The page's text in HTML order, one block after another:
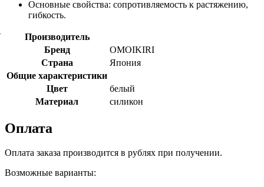
Основные свойства: сопротивляемость к растяжению,
гибкость.
Производитель
Бренд
OMOIKIRI
Страна
Япония
Общие характеристики
Цвет
белый
Материал
силикон
Оплата
Оплата заказа производится в рублях при получении.
Возможные варианты: